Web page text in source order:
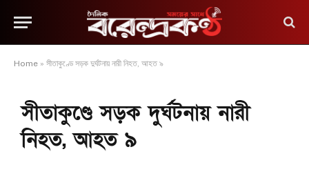
Home » সীতাকুণ্ডে সড়ক দুর্ঘটনায় নারী নিহত, আহত ৯
সীতাকুণ্ডে সড়ক দুর্ঘটনায় নারী
নিহত, আহত ৯